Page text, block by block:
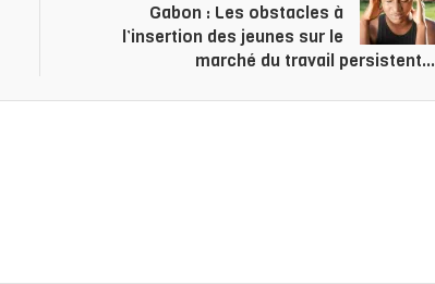
Gabon : Les obstacles à
l’insertion des jeunes sur le
marché du travail persistent…